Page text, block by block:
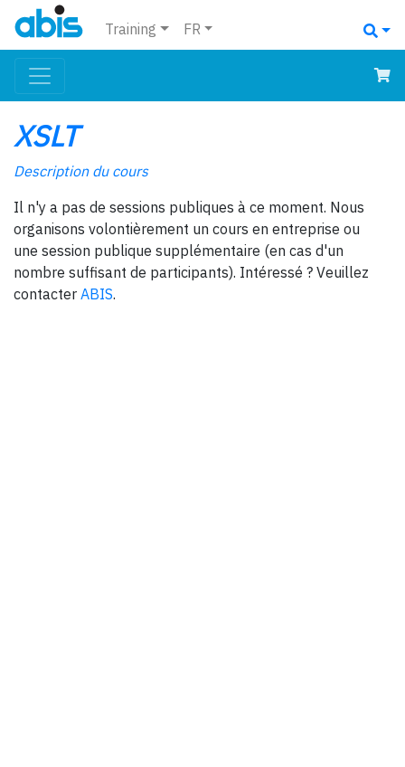
Training FR
XSLT
Description du cours
Il n'y a pas de sessions publiques à ce moment. Nous
organisons volontièrement un cours en entreprise ou
une session publique supplémentaire (en cas d'un
nombre suffisant de participants). Intéressé ? Veuillez
contacter ABIS.